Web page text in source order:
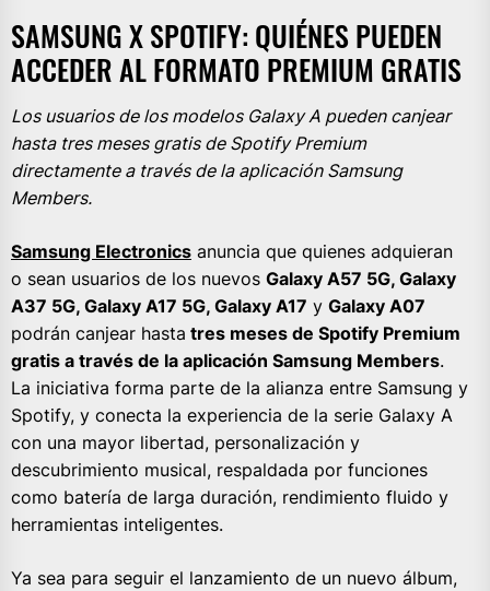
SAMSUNG X SPOTIFY: QUIÉNES PUEDEN
ACCEDER AL FORMATO PREMIUM GRATIS
Los usuarios de los modelos Galaxy A pueden canjear
hasta tres meses gratis de Spotify Premium
directamente a través de la aplicación Samsung
Members.
Samsung Electronics anuncia que quienes adquieran
o sean usuarios de los nuevos Galaxy A57 5G, Galaxy
A37 5G, Galaxy A17 5G, Galaxy A17 y Galaxy A07
podrán canjear hasta tres meses de Spotify Premium
gratis a través de la aplicación Samsung Members.
La iniciativa forma parte de la alianza entre Samsung y
Spotify, y conecta la experiencia de la serie Galaxy A
con una mayor libertad, personalización y
descubrimiento musical, respaldada por funciones
como batería de larga duración, rendimiento fluido y
herramientas inteligentes.
Ya sea para seguir el lanzamiento de un nuevo álbum,